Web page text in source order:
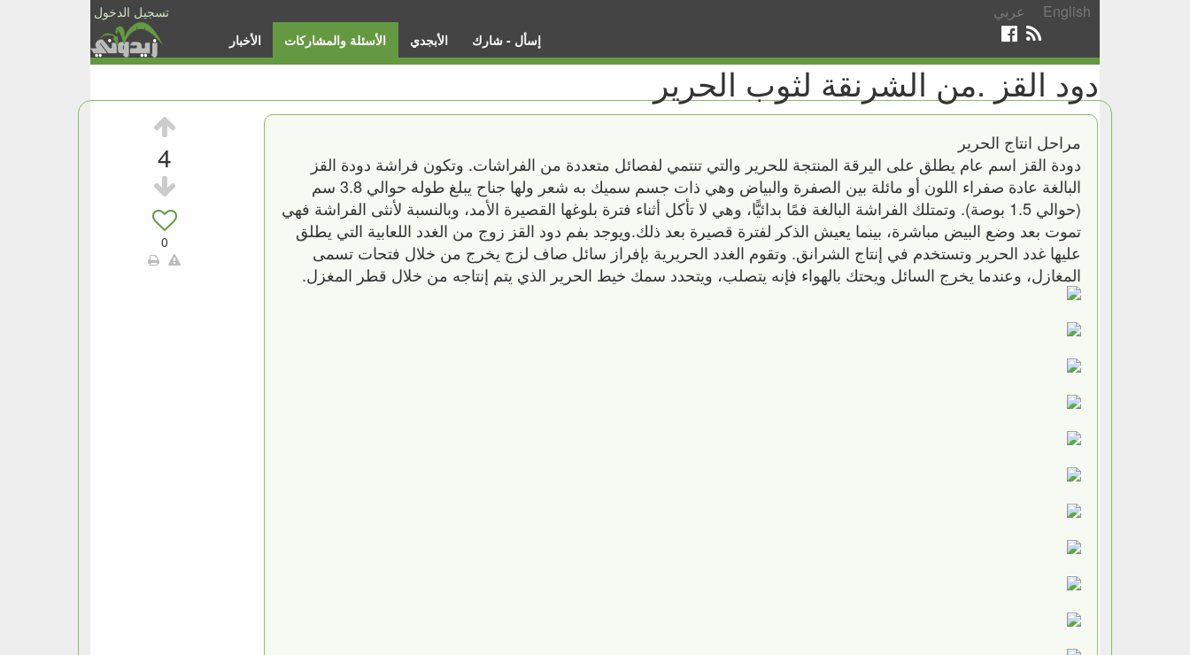
تسجيل الدخول عربي English
الأخبار الأسئلة والمشاركات الأبجدي إسأل - شارك
دود القز .من الشرنقة لثوب الحرير
4
0
مراحل انتاج الحرير
دودة القز اسم عام يطلق على اليرقة المنتجة للحرير والتي تنتمي لفصائل متعددة من الفراشات. وتكون فراشة دودة القز
البالغة عادة صفراء اللون أو مائلة بين الصفرة والبياض وهي ذات جسم سميك به شعر ولها جناح يبلغ طوله حوالي 3.8 سم
(حوالي 1.5 بوصة). وتمتلك الفراشة البالغة فمًا بدائيًّا، وهي لا تأكل أثناء فترة بلوغها القصيرة الأمد، وبالنسبة لأنثى الفراشة فهي
تموت بعد وضع البيض مباشرة، بينما يعيش الذكر لفترة قصيرة بعد ذلك.ويوجد بفم دود القز زوج من الغدد اللعابية التي يطلق
عليها غدد الحرير وتستخدم في إنتاج الشرانق. وتقوم الغدد الحريرية بإفراز سائل صاف لزج يخرج من خلال فتحات تسمى
المغازل، وعندما يخرج السائل ويحتك بالهواء فإنه يتصلب، ويتحدد سمك خيط الحرير الذي يتم إنتاجه من خلال قطر المغزل.